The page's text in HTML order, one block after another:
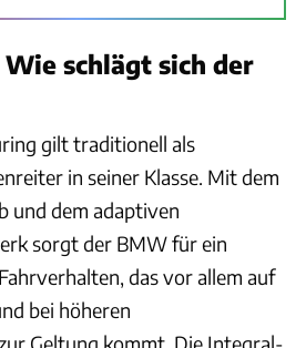
schlägt sich der
gilt traditionell als
in seiner Klasse. Mit dem
und dem adaptiven
sorgt der BMW für ein
das vor allem auf
bei höheren
Geltung kommt. Die Integral-